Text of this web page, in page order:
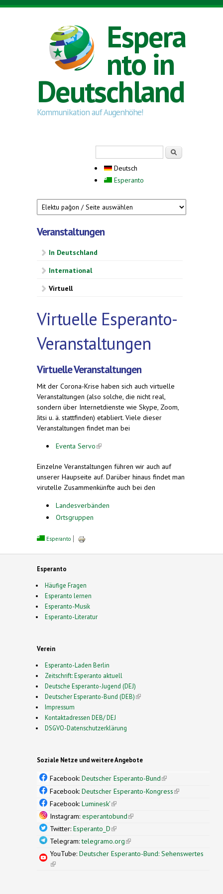
Direkt zum Inhalt
Espera
nto in
Deutschland
Kommunikation auf Augenhöhe!
Deutsch
Esperanto
Veranstaltungen
In Deutschland
International
Virtuell
Virtuelle Esperanto-
Veranstaltungen
Virtuelle Veranstaltungen
Mit der Corona-Krise haben sich auch virtuelle
Veranstaltungen (also solche, die nicht real,
sondern über Internetdienste wie Skype, Zoom,
Jitsi u. ä. stattfinden) etabliert. Viele dieser
Veranstaltungen findet man bei
Eventa Servo(link is external)
Einzelne Veranstaltungen führen wir auch auf
unserer Haupseite auf. Darüber hinaus findet man
virutelle Zusammenkünfte auch bei den
Landesverbänden
Ortsgruppen
Esperanto
Esperanto
Häufige Fragen
Esperanto lernen
Esperanto-Musik
Esperanto-Literatur
Verein
Esperanto-Laden Berlin
Zeitschrift: Esperanto aktuell
Deutsche Esperanto-Jugend (DEJ)
Deutscher Esperanto-Bund (DEB)(link is external)
Impressum
Kontaktadressen DEB/ DEJ
DSGVO-Datenschutzerklärung
Soziale Netze und weitere Angebote
Facebook: Deutscher Esperanto-Bund(link is
external)
Facebook: Deutscher Esperanto-Kongress(link is
Facebook: Luminesk'(link is external)
Instagram: esperantobund(link is external)
Twitter: Esperanto_D(link is external)
Telegram:telegramo.org(link is external)
YouTube: Deutscher Esperanto-Bund: Sehenswertes
(link is external)